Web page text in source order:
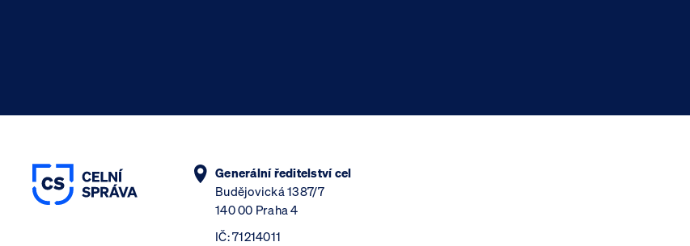
Generální ředitelství cel
Budějovická 1387/7
140 00 Praha 4
IČ: 71214011